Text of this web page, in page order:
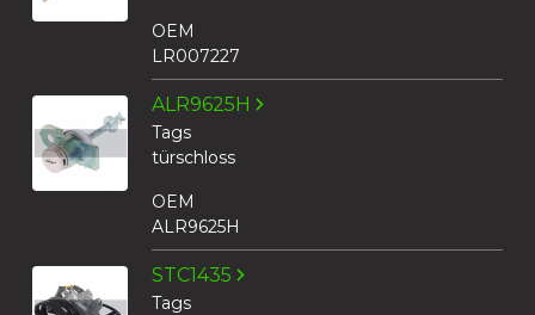
OEM
LR007227
ALR9625H
Tags
türschloss
OEM
ALR9625H
STC1435
Tags